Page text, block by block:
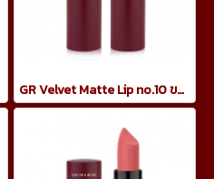
GR Velvet Matte Lip no.10 ขนาด 4.2 กรัม